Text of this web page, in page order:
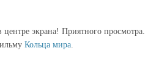
экрана! Приятного просмотра.
Кольца мира.